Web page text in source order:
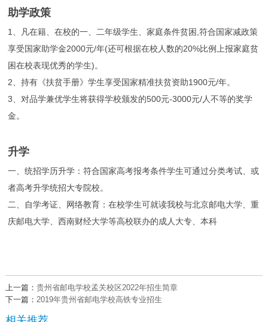
助学政策
1、凡在籍、在校的一、二年级学生、家庭条件贫困,符合国家减政策
享受国家助学金2000元/年(还可根据在校人数的20%比例上报家庭贫
困在校表现优秀的学生)。
2、持有《扶贫手册》学生享受国家精准扶贫资助1900元/年。
3、对品学兼优学生将获得学校颁发的500元-3000元/人不等的奖学
金。
升学
一、统招学历升学：符合国家高考报考条件学生可通过分类考试、或
者高考升学统招大专院校。
二、自学考证、网络教育：在校学生可就读我校与北京邮电大学、重
庆邮电大学、西南财经大学等高校联办的成人大专、本科
上一篇： 贵州省邮电学校孟关校区2022年招生简章
下一篇： 2019年贵州省邮电学校高铁专业招生